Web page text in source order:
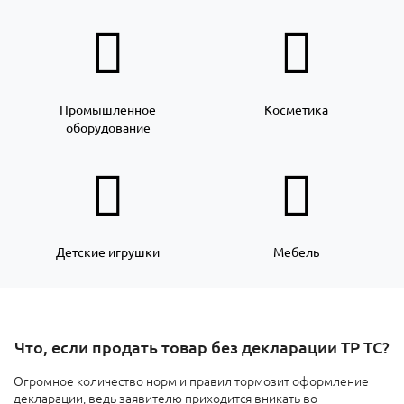
Промышленное
оборудование
Косметика
Детские игрушки Мебель
Что, если продать товар без декларации ТР ТС?
Огромное количество норм и правил тормозит оформление
декларации, ведь заявителю приходится вникать во